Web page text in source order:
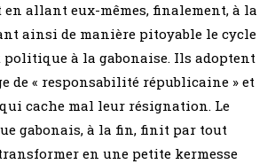
en allant eux-mêmes, finalement, à la
ainsi de manière pitoyable le cycle
politique à la gabonaise. Ils adoptent
de « responsabilité républicaine » et
cache mal leur résignation. Le
gabonais, à la fin, finit par tout
en une petite kermesse